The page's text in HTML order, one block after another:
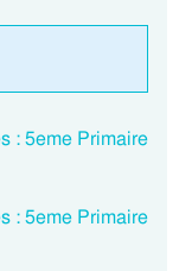
: 5eme Primaire
: 5eme Primaire